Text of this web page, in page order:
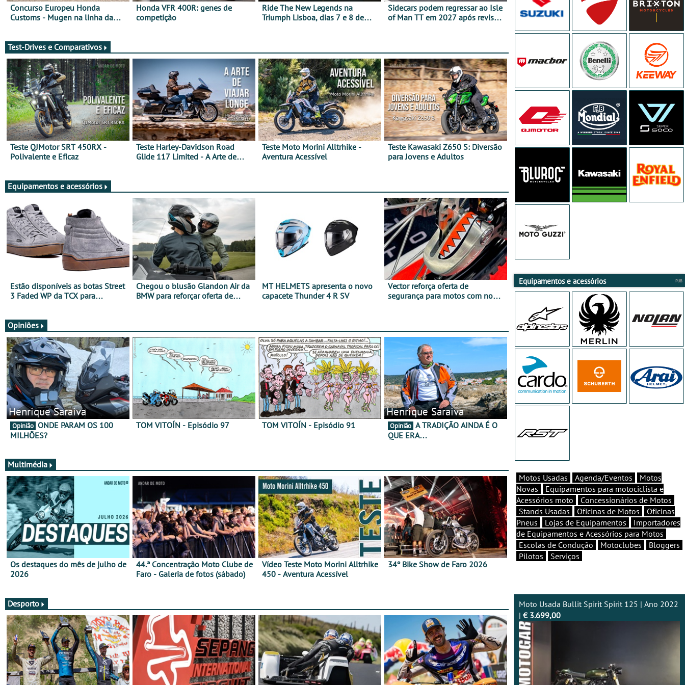
Concurso Europeu Honda
Customs - Mugen na linha da
Honda VFR 400R: genes de
competição
Ride The New Legends na
Triumph Lisboa, dias 7 e 8 de
Sidecars podem regressar ao Isle
of Man TT em 2027 após revisão
Test-Drives e Comparativos
Teste QJMotor SRT 450RX -
Polivalente e Eficaz
Teste Harley-Davidson Road
Glide 117 Limited - A Arte de
Teste Moto Morini Alltrhike -
Aventura Acessível
Teste Kawasaki Z650 S: Diversão
para Jovens e Adultos
Equipamentos e acessórios
Estão disponíveis as botas Street
3 Faded WP da TCX para
Chegou o blusão Glandon Air da
BMW para reforçar oferta de
MT HELMETS apresenta o novo
capacete Thunder 4 R SV
Vector reforça oferta de
segurança para motos com nova
Opiniões
Henrique Saraiva
Opinião
MILHÕES?
TOM VITOÍN - Episódio 97 TOM VITOÍN - Episódio 91
Henrique Saraiva
Opinião
QUE ERA…
Multimédia
Os destaques do mês de julho de
2026
44.ª Concentração Moto Clube de
Faro - Galeria de fotos (sábado)
Vídeo Teste Moto Morini Alltrhike
450 - Aventura Acessível
34º Bike Show de Faro 2026
Desporto
Equipamentos e acessórios
Motos Usadas Agenda/Eventos
Motos
Novas
Equipamentos para motociclista e
Acessórios moto
Concessionários de Motos
Stands Usadas
Oficinas de Motos
Oficinas
Pneus
Lojas de Equipamentos
Importadores
de Equipamentos e Acessórios para Motos
Escolas de Condução
Motoclubes
Bloggers
Pilotos
Serviços
Moto Usada Bullit Spirit Spirit 125 | Ano 2022
| € 3.699,00